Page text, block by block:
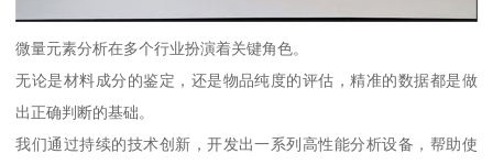
微量元素分析在多个行业扮演着关键角色。
无论是材料成分的鉴定，还是物品纯度的评估，精准的数据都是做
出正确判断的基础。
我们通过持续的技术创新，开发出一系列高性能分析设备，帮助使